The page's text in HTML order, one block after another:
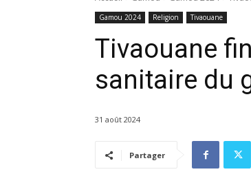
Gamou 2024 Religion Tivaouane
Tivaouane
sanitaire du
31 août 2024
Partager